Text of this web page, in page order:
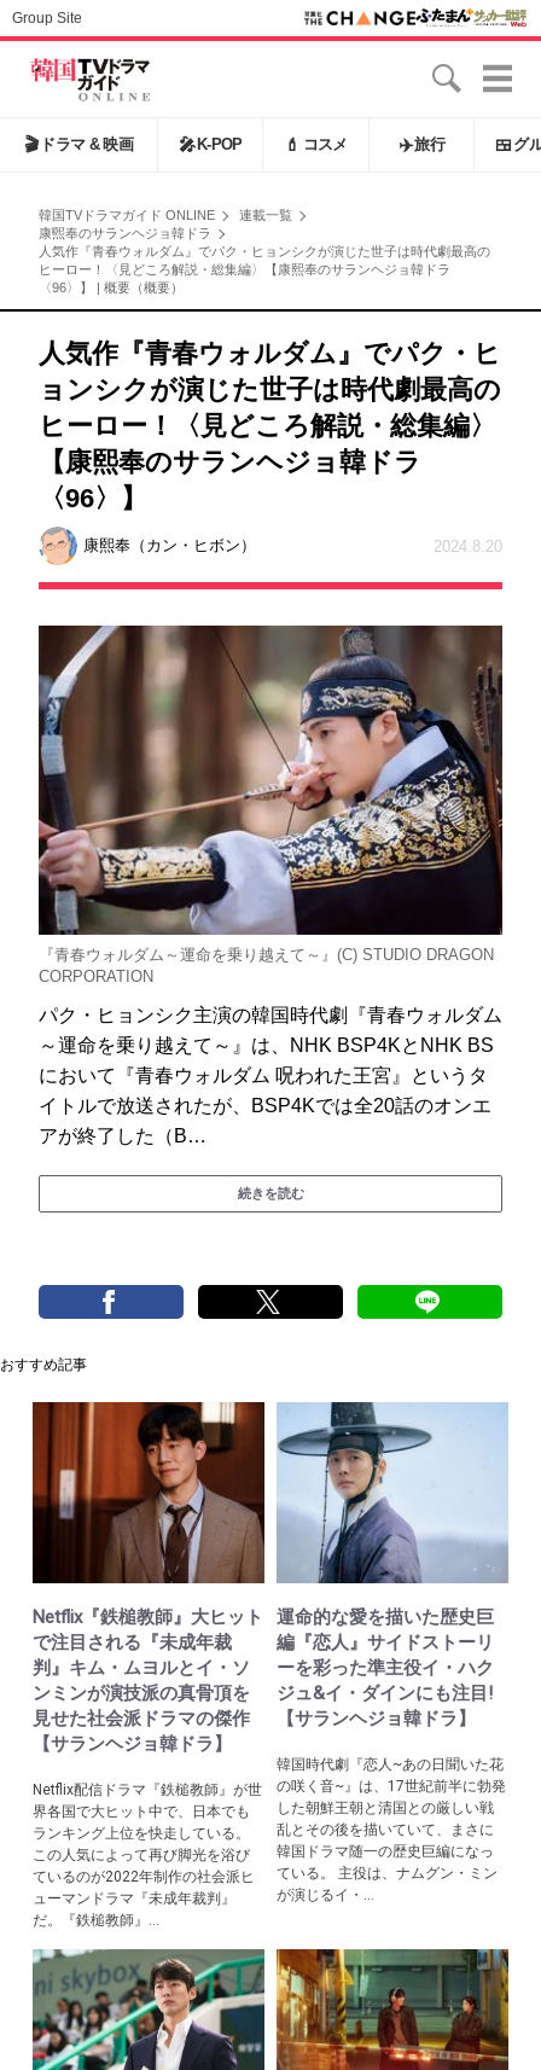
Group Site
🎬 ドラマ & 映画 🎤 K-POP 💄 コスメ ✈️旅行 🍱 グ
韓国TVドラマガイド ONLINE
連載一覧
康煕奉のサランヘジョ韓ドラ
人気作『青春ウォルダム』でパク・ヒョンシクが演じた世子は時代劇最高の
ヒーロー！〈見どころ解説・総集編〉【康熙奉のサランヘジョ韓ドラ
〈96〉】 | 概要（概要）
人気作『青春ウォルダム』でパク・ヒ
ョンシクが演じた世子は時代劇最高の
ヒーロー！〈見どころ解説・総集編〉
【康熙奉のサランヘジョ韓ドラ
〈96〉】
康熙奉（カン・ヒボン） 2024.8.20
『青春ウォルダム～運命を乗り越えて～』(C) STUDIO DRAGON
CORPORATION
パク・ヒョンシク主演の韓国時代劇『青春ウォルダム
～運命を乗り越えて～』は、NHK BSP4KとNHK BS
において『青春ウォルダム 呪われた王宮』というタ
イトルで放送されたが、BSP4Kでは全20話のオンエ
アが終了した（B…
続きを読む
おすすめ記事
Netflix『鉄槌教師』大ヒット
で注目される『未成年裁
判』キム・ムヨルとイ・ソ
ンミンが演技派の真骨頂を
見せた社会派ドラマの傑作
【サランヘジョ韓ドラ】
Netflix配信ドラマ『鉄槌教師』が世
界各国で大ヒット中で、日本でも
ランキング上位を快走している。
この人気によって再び脚光を浴び
ているのが2022年制作の社会派ヒ
ューマンドラマ『未成年裁判』
だ。『鉄槌教師』...
運命的な愛を描いた歴史巨
編『恋人』サイドストーリ
ーを彩った準主役イ・ハク
ジュ&イ・ダインにも注目!
【サランヘジョ韓ドラ】
韓国時代劇『恋人~あの日聞いた花
の咲く音~』は、17世紀前半に勃発
した朝鮮王朝と清国との厳しい戦
乱とその後を描いていて、まさに
韓国ドラマ随一の歴史巨編になっ
ている。 主役は、ナムグン・ミン
が演じるイ・...